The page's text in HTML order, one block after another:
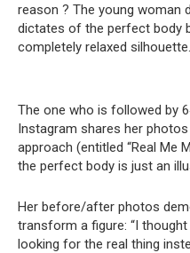
reason ? The young woman
dictates of the perfect body
completely relaxed silhouette.
The one who is followed by
Instagram shares her
approach (entitled “Real Me
the perfect body is just an
Her before/after photos
transform a figure: “I
looking for the real thing